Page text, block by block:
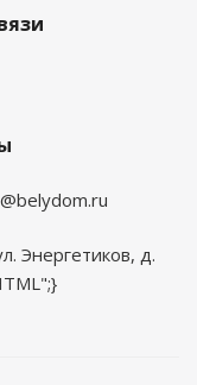
Энергетиков, д.